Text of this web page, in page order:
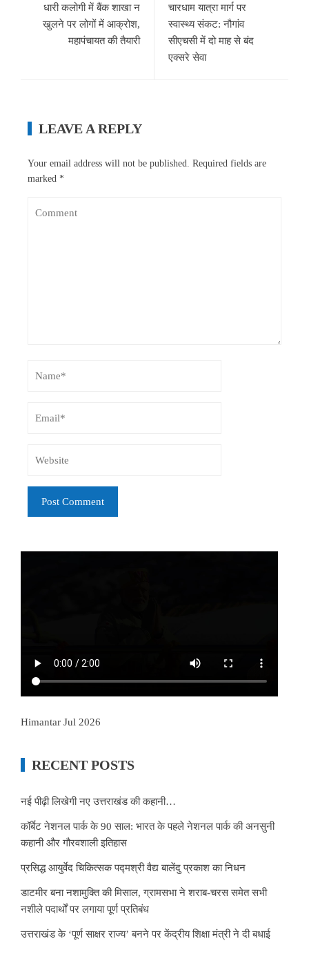
धारी कलोगी में बैंक शाखा न
खुलने पर लोगों में आक्रोश,
महापंचायत की तैयारी
चारधाम यात्रा मार्ग पर
स्वास्थ्य संकट: नौगांव
सीएचसी में दो माह से बंद
एक्सरे सेवा
LEAVE A REPLY
Your email address will not be published. Required fields are
marked *
Himantar Jul 2026
RECENT POSTS
नई पीढ़ी लिखेगी नए उत्तराखंड की कहानी…
कॉर्बेट नेशनल पार्क के 90 साल: भारत के पहले नेशनल पार्क की अनसुनी
कहानी और गौरवशाली इतिहास
प्रसिद्ध आयुर्वेद चिकित्सक पद्मश्री वैद्य बालेंदु प्रकाश का निधन
डाटमीर बना नशामुक्ति की मिसाल, ग्रामसभा ने शराब-चरस समेत सभी
नशीले पदार्थों पर लगाया पूर्ण प्रतिबंध
उत्तराखंड के ‘पूर्ण साक्षर राज्य’ बनने पर केंद्रीय शिक्षा मंत्री ने दी बधाई